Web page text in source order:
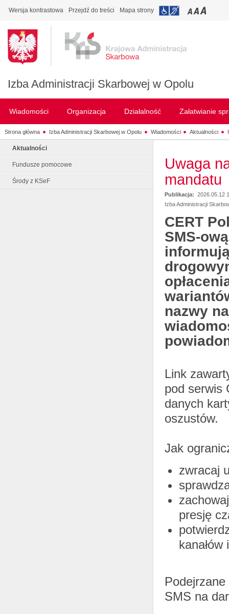
Wersja kontrastowa Przejdź do treści Mapa strony
Izba Administracji Skarbowej w Opolu
Wiadomości Organizacja Działalność Załatwianie
Strona główna Izba Administracji Skarbowej w Opolu Wiadomości Aktualności
Aktualności
Fundusze pomocowe
Środy z KSeF
Uwaga
mandatu
Publikacja: 2026.05.12
Izba Administracji
CERT
SMS-
nazwy
Link
pod serwis
danych
oszustów.
Jak
zwracaj
presję
SMS na